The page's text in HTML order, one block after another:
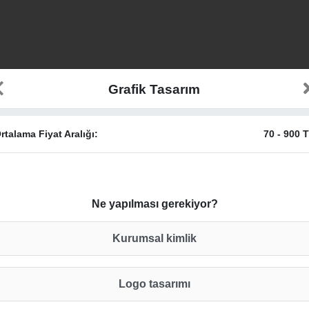
Grafik Tasarım
Fiyat Aralığı: 70 - 900
Ne yapılması gerekiyor?
Kurumsal kimlik
Logo tasarımı